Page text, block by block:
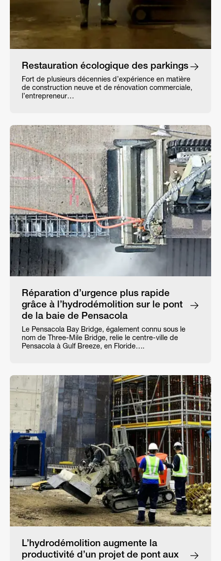
Restauration écologique des parkings
Fort de plusieurs décennies d’expérience en matière
de construction neuve et de rénovation commerciale,
l’entrepreneur…
Réparation d’urgence plus rapide
grâce à l’hydrodémolition sur le pont
de la baie de Pensacola
Le Pensacola Bay Bridge, également connu sous le
nom de Three-Mile Bridge, relie le centre-ville de
Pensacola à Gulf Breeze, en Floride….
L’hydrodémolition augmente la
productivité d’un projet de pont aux